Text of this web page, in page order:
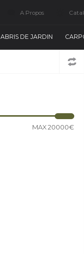
ABRIS DE JARDIN
A Propos
MAX20000€